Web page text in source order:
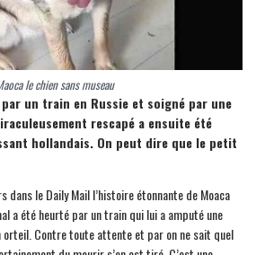
le chien sans museau
un train en Russie et soigné par une
rescapé a ensuite été
hollandais. On peut dire que le petit
dans le Daily Mail l’histoire étonnante de Moaca
a été heurté par un train qui lui a amputé une
orteil. Contre toute attente et par on ne sait quel